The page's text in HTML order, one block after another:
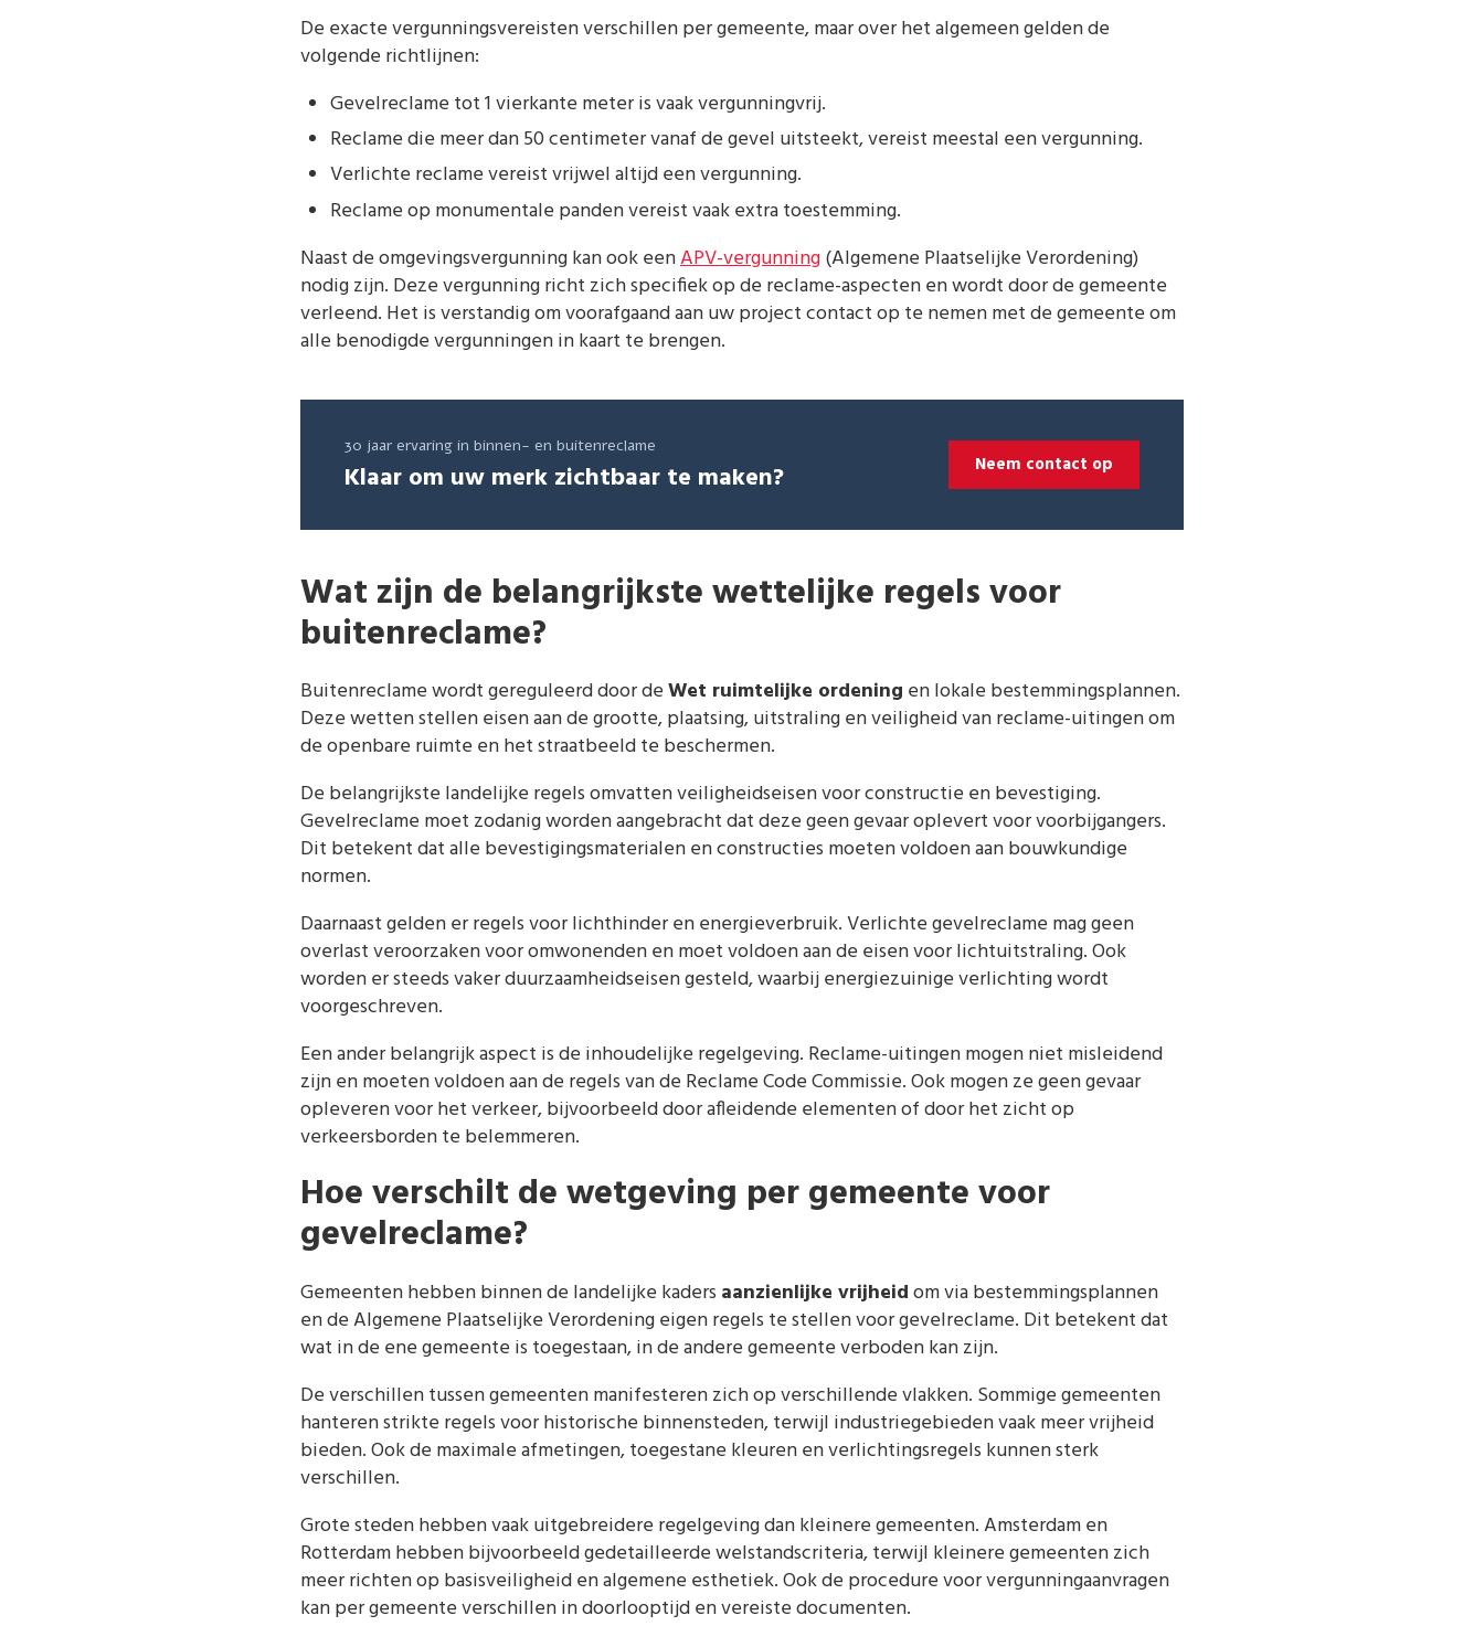
De exacte vergunningsvereisten verschillen per gemeente, maar over het algemeen gelden de
volgende richtlijnen:
Gevelreclame tot 1 vierkante meter is vaak vergunningvrij.
Reclame die meer dan 50 centimeter vanaf de gevel uitsteekt, vereist meestal een vergunning.
Verlichte reclame vereist vrijwel altijd een vergunning.
Reclame op monumentale panden vereist vaak extra toestemming.
Naast de omgevingsvergunning kan ook eenAPV-vergunning(Algemene Plaatselijke Verordening)
nodig zijn. Deze vergunning richt zich specifiek op de reclame-aspecten en wordt door de gemeente
verleend. Het is verstandig om voorafgaand aan uw project contact op te nemen met de gemeente om
alle benodigde vergunningen in kaart te brengen.
30 jaar ervaring in binnen- en buitenreclame
Klaar om uw merk zichtbaar te maken? Neem contact op
Wat zijn de belangrijkste wettelijke regels voor
buitenreclame?
Buitenreclame wordt gereguleerd door deWet ruimtelijke ordening en lokale bestemmingsplannen.
Deze wetten stellen eisen aan de grootte, plaatsing, uitstraling en veiligheid van reclame-uitingen om
de openbare ruimte en het straatbeeld te beschermen.
De belangrijkste landelijke regels omvatten veiligheidseisen voor constructie en bevestiging.
Gevelreclame moet zodanig worden aangebracht dat deze geen gevaar oplevert voor voorbijgangers.
Dit betekent dat alle bevestigingsmaterialen en constructies moeten voldoen aan bouwkundige
normen.
Daarnaast gelden er regels voor lichthinder en energieverbruik. Verlichte gevelreclame mag geen
overlast veroorzaken voor omwonenden en moet voldoen aan de eisen voor lichtuitstraling. Ook
worden er steeds vaker duurzaamheidseisen gesteld, waarbij energiezuinige verlichting wordt
voorgeschreven.
Een ander belangrijk aspect is de inhoudelijke regelgeving. Reclame-uitingen mogen niet misleidend
zijn en moeten voldoen aan de regels van de Reclame Code Commissie. Ook mogen ze geen gevaar
opleveren voor het verkeer, bijvoorbeeld door afleidende elementen of door het zicht op
verkeersborden te belemmeren.
Hoe verschilt de wetgeving per gemeente voor
gevelreclame?
Gemeenten hebben binnen de landelijke kaders aanzienlijke vrijheidom via bestemmingsplannen
en de Algemene Plaatselijke Verordening eigen regels te stellen voor gevelreclame. Dit betekent dat
wat in de ene gemeente is toegestaan, in de andere gemeente verboden kan zijn.
De verschillen tussen gemeenten manifesteren zich op verschillende vlakken. Sommige gemeenten
hanteren strikte regels voor historische binnensteden, terwijl industriegebieden vaak meer vrijheid
bieden. Ook de maximale afmetingen, toegestane kleuren en verlichtingsregels kunnen sterk
verschillen.
Grote steden hebben vaak uitgebreidere regelgeving dan kleinere gemeenten. Amsterdam en
Rotterdam hebben bijvoorbeeld gedetailleerde welstandscriteria, terwijl kleinere gemeenten zich
meer richten op basisveiligheid en algemene esthetiek. Ook de procedure voor vergunningaanvragen
kan per gemeente verschillen in doorlooptijd en vereiste documenten.